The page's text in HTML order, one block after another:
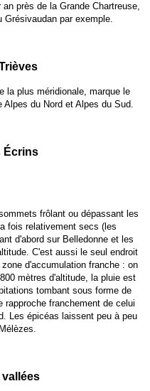
près de la Grande Chartreuse,
par exemple.
la plus méridionale, marque le
du Nord et Alpes du Sud.
Écrins
frôlant ou dépassant les
fois relativement secs (les
d'abord sur Belledonne et les
C'est aussi le seul endroit
d'accumulation franche : on
mètres d'altitude, la pluie est
tombant sous forme de
franchement de celui
Les épicéas laissent peu à peu